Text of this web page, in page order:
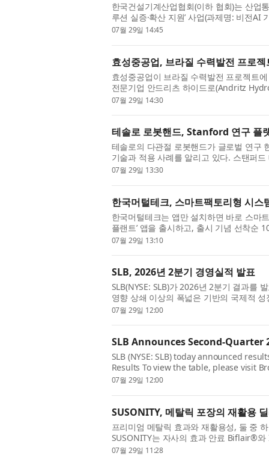
한국건설기계산업협회(이하 협회)는 산업
루션 실증·확산 지원’ 사업(과제명: 비전
사업)의 주관기관으로 선정돼 본격적인 사
07월 29일 14:45
효성중공업, 브라질 수력발전 프로
효성중공업이 브라질 수력발전 프로젝트
전문기업 안드리츠 하이드로(Andritz
밝혔다. 이번에 공급되는 초고압변압기는
07월 29일 14:30
테솔로 로봇핸드, Stanford 연구 플
테솔로의 다관절 로봇핸드가 글로벌 연구
기술과 적용 사례를 알리고 있다. 스탠퍼
5F-M이 연이어 채택된 데 이어 MIT에서는
07월 29일 13:30
한국머털테크, 스마트팩토리형 시스
한국머털테크는 앱만 설치하면 바로 스마
플랜트’ 앱을 출시하고, 출시 기념 선착순
나 로컬 네트워크 같은 장비 없이 휴대폰
07월 29일 13:10
SLB, 2026년 2분기 경영실적 발표
SLB(NYSE: SLB)가 2026년 2분기 결과를
영향 상쇄 이상의 폭넓은 기반의 국제적
“SLB는 라틴 아메리카, 유럽 및 아프리카,
07월 29일 12:00
SLB Announces Second-Quarter
SLB (NYSE: SLB) today announced
Results To view the table, please visit
Impact of Middle East Disruptions
07월 29일 12:00
SUSONITY, 메탈릭 포장의 재활용
프리미엄 메탈릭 효과와 재활용성, 둘 중
SUSONITY는 자사의 효과 안료 Biflair®
는 사실을 독립 시험기관 NTCP(National
07월 29일 11:28